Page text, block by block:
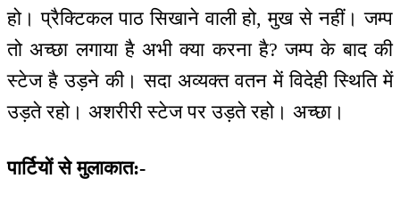
हो। प्रैक्टिकल पाठ सिखाने वाली हो, मुख से नहीं। जम्प
तो अच्छा लगाया है अभी क्या करना है? जम्प के बाद की
स्टेज है उड़ने की। सदा अव्यक्त वतन में विदेही स्थिति में
उड़ते रहो। अशरीरी स्टेज पर उड़ते रहो। अच्छा।
पार्टियों से मुलाकात:-